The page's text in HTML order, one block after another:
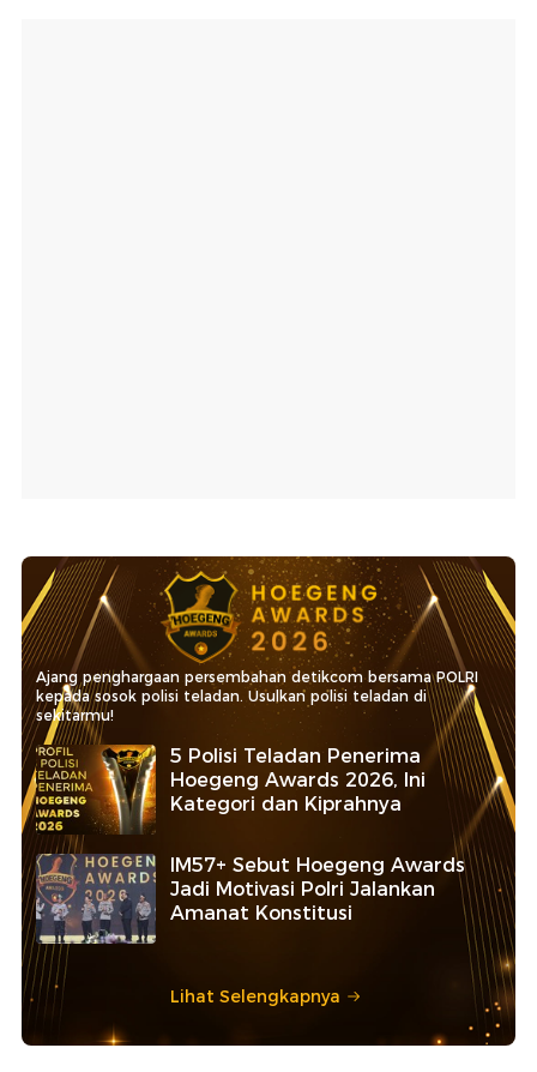
Ajang penghargaan persembahan detikcom bersama POLRI
kepada sosok polisi teladan. Usulkan polisi teladan di
sekitarmu!
5 Polisi Teladan Penerima
Hoegeng Awards 2026, Ini
Kategori dan Kiprahnya
IM57+ Sebut Hoegeng Awards
Jadi Motivasi Polri Jalankan
Amanat Konstitusi
Lihat Selengkapnya